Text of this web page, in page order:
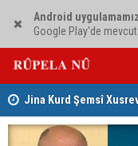
Android uygulamamız
Google Play'de mevcut
Jina Kurd Şemsî